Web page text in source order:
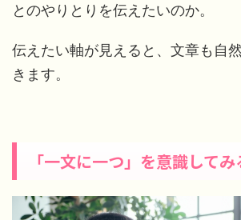
とのやりとりを伝えたいのか。
伝えたい軸が見えると、文章も自
きます。
「一文に一つ」を意識してみ